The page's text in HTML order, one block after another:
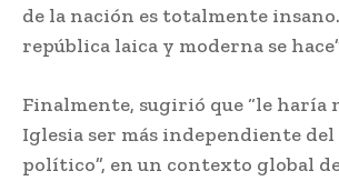
de la nación es totalmente
república laica y moderna se
Finalmente, sugirió que “le haría
Iglesia ser más independiente
político”, en un contexto global